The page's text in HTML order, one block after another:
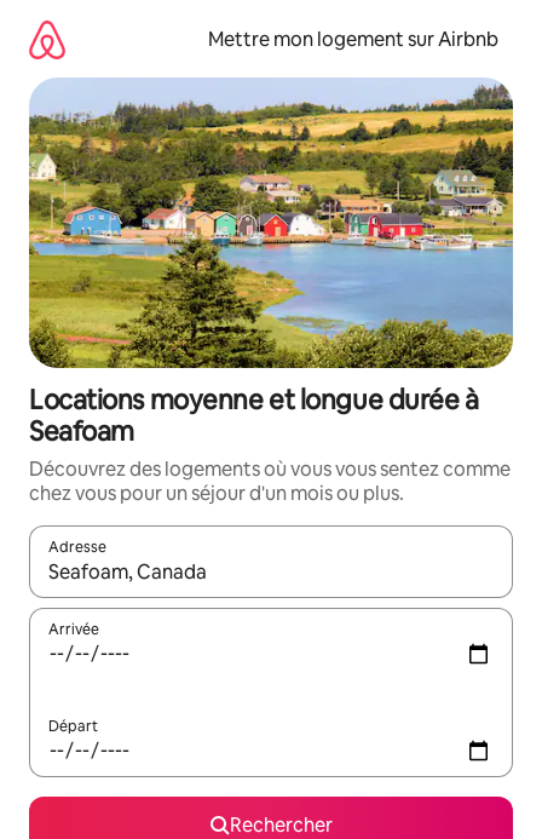
directement
contenu
Mettre mon logement sur Airbnb
Locations moyenne et longue durée à
Seafoam
Découvrez des logements où vous vous sentez comme
chez vous pour un séjour d'un mois ou plus.
Adresse
Lorsque les résultats s'affichent, utilisez les flèches vers le
Arrivée
Départ
Rechercher